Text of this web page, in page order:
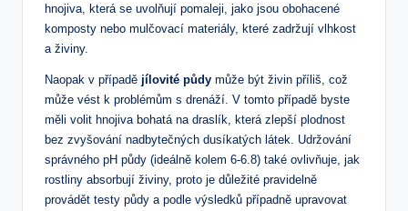
hnojiva, která se uvolňují pomaleji, jako jsou obohacené
komposty nebo mulčovací materiály, které zadržují vlhkost
a živiny.
Naopak v případě jílovité půdy může být živin příliš, což
může vést k problémům s drenáží. V tomto případě byste
měli volit hnojiva bohatá na draslík, která zlepší plodnost
bez zvyšování nadbytečných dusíkatých látek. Udržování
správného pH půdy (ideálně kolem 6-6.8) také ovlivňuje, jak
rostliny absorbují živiny, proto je důležité pravidelně
provádět testy půdy a podle výsledků případně upravovat